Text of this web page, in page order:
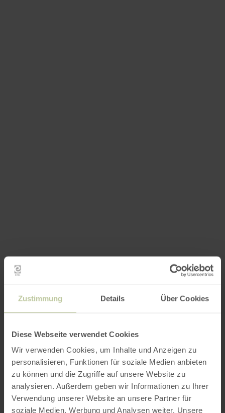
Zustimmung Details Über Cookies
Diese Webseite verwendet Cookies
Wir verwenden Cookies, um Inhalte und Anzeigen zu
personalisieren, Funktionen für soziale Medien anbieten
zu können und die Zugriffe auf unsere Website zu
analysieren. Außerdem geben wir Informationen zu Ihrer
Verwendung unserer Website an unsere Partner für
soziale Medien, Werbung und Analysen weiter. Unsere